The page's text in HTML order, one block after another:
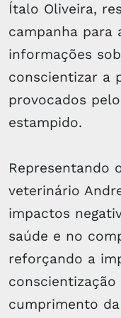
Ítalo Oliveira,
campanha para
informações
conscientizar a
provocados
estampido.
Representando
veterinário
impactos
saúde e no
reforçando a
cumprimento